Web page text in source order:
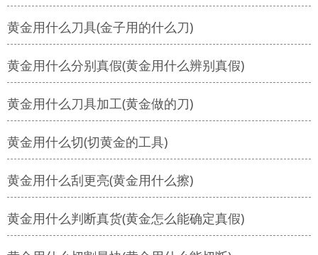
黄金用什么刀具(金子用的什么刀)
黄金用什么分别真假(黄金用什么辨别真假)
黄金用什么刀具加工(黄金做的刀)
黄金用什么切(切黄金的工具)
黄金用什么刮更亮(黄金用什么擦)
黄金用什么判断真货(黄金怎么能确定真假)